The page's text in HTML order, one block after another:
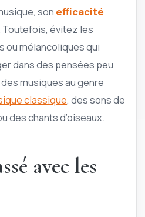
son efficacité
Toutefois, évitez les
ou mélancoliques qui
dans des pensées peu
musiques au genre
classique, des sons de
des chants d’oiseaux.
avec les